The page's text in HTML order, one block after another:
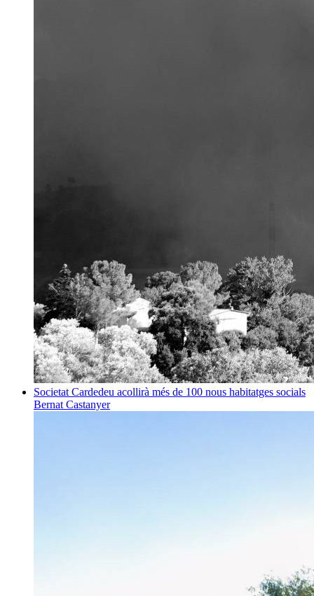
Societat Cardedeu acollirà més de 100 nous habitatges socials
Bernat Castanyer